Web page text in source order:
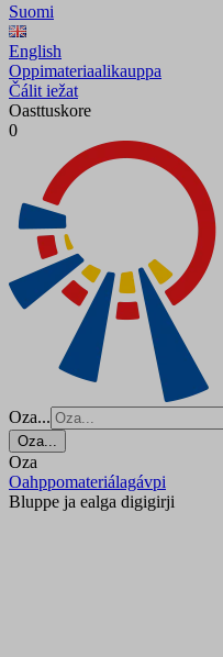
Suomi
English
Oppimateriaalikauppa
Čálit iežat
Oasttuskore
0
Oza...
Oza...
Oza
Oahppomateriálagávpi
Bluppe ja ealga digigirji